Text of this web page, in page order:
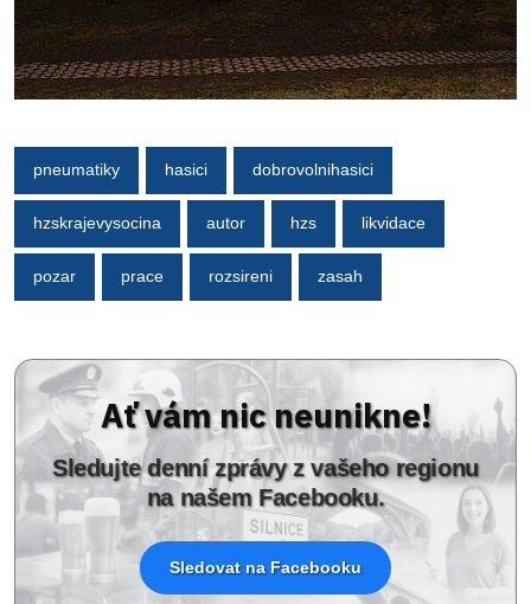
pneumatiky hasici dobrovolnihasici
hzskrajevysocina autor hzs likvidace
pozar prace rozsireni zasah
Ať vám nic neunikne!
Sledujte denní zprávy z vašeho regionu
na našem Facebooku.
Sledovat na Facebooku